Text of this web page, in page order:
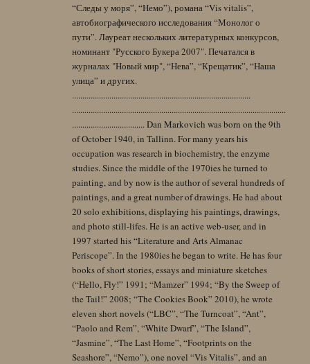
“Следы у моря”, “Немо”), романа “Vis vitalis”,
автобиографического исследования “Монолог о
пути”. Лауреат нескольких литературных конкурсов,
номинант "Русского Букера 2007". Печатался в
журналах "Новый мир", “Нева”, “Крещатик”, “Наша
улица” и других.
......................................................................................
.......................................................................................................
................................... Dan Markovich was born on the 9th
of October 1940, in Tallinn. For many years his
occupation was research in biochemistry, the enzyme
studies. Since the middle of the 1970ies he turned to
painting, and by now is the author of several hundreds of
paintings, and a great number of drawings. He had about
20 solo exhibitions, displaying his paintings, drawings,
and photo still-lifes. He is an active web-user, and in
1997 started his “Literature and Arts Almanac
Periscope”. In the 1980ies he began to write. He has four
books of short stories, essays and miniature sketches
(“Hello, Fly!” 1991; “Mamzer” 1994; “By the Sweep of
the Tail!” 2008; “The Cookies Book” 2010), he wrote
eleven short novels (“LBC”, “The Turncoat”, “Ant”,
“Paolo and Rem”, “White Dwarf”, “The Island”,
“Jasmine”, “The Last Home”, “Footprints on the
Seashore”, “Nemo”), one novel “Vis Vitalis”, and an